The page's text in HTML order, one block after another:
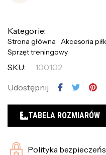
Kategorie:
Strona główna
Akcesoria
Sprzęt treningowy
SKU:
100102
Udostępnij
TABELA ROZMIARÓW
Polityka